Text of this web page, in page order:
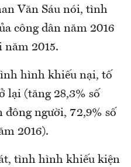
Văn Sáu nói, tình
công dân năm 2016
năm 2015.
hình khiếu nại, tố
lại (tăng 28,3% số
đông người, 72,9% số
2016).
tình hình khiếu kiện